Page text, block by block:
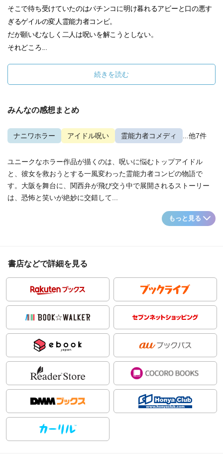
そこで待ち受けていたのはパチンコに明け暮れるアビーと口の悪す
ぎるゲイルの変人霊能力者コンビ。
だが願いむなしく二人は呪いを解こうとしない。
それどころ...
続きを読む
みんなの感想まとめ
ナニワホラー アイドル呪い 霊能力者コメディ ...他7件
ユニークなホラー作品が描くのは、呪いに悩むトップアイドル
と、彼女を救おうとする一風変わった霊能力者コンビの物語で
す。大阪を舞台に、関西弁が飛び交う中で展開されるストーリー
は、恐怖と笑いが絶妙に交錯して...
もっと見る
書店などで詳細を見る